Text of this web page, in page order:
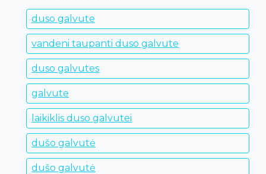
duso galvute
vandeni taupanti duso galvute
duso galvutes
galvute
laikiklis duso galvutei
dušo galvutė
dušo galvutė